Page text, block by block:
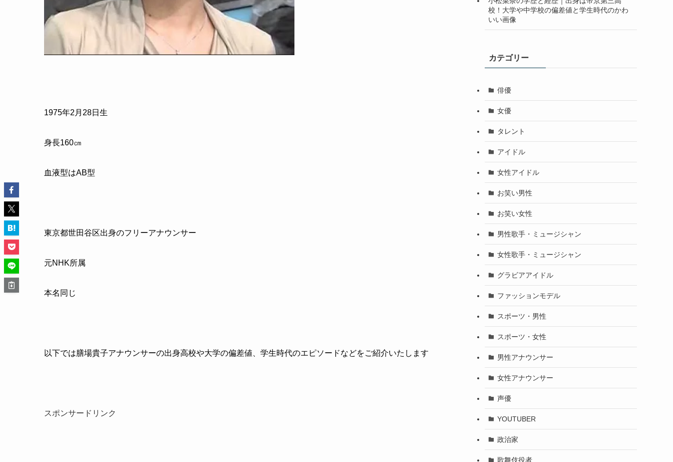
1975年2 月 28日生
身長160㎝
血液型はAB型
東京都世田谷区出身のフリーアナウンサー
元NHK所属
本名同じ
以下では膳場貴子アナウンサーの出身高校や大学の偏差値、学生時代のエピソードなどをご紹介いたします
スポンサードリンク
校！大学や中学校の偏差値と学生時代のかわ
いい画像
カテゴリー
俳優
女優
タレント
アイドル
女性アイドル
お笑い男性
お笑い女性
男性歌手・ミュージシャン
女性歌手・ミュージシャン
グラビアアイドル
ファッションモデル
スポーツ・男性
スポーツ・女性
男性アナウンサー
女性アナウンサー
声優
YOUTUBER
政治家
歌舞伎役者